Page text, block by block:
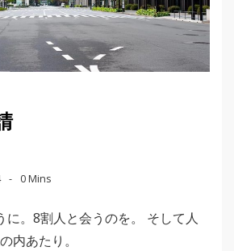
0 Mins
に。8割人と会うのを。 そして人
内あたり。